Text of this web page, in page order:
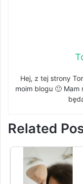
Hej, z tej strony
moim blogu 🙂
Related